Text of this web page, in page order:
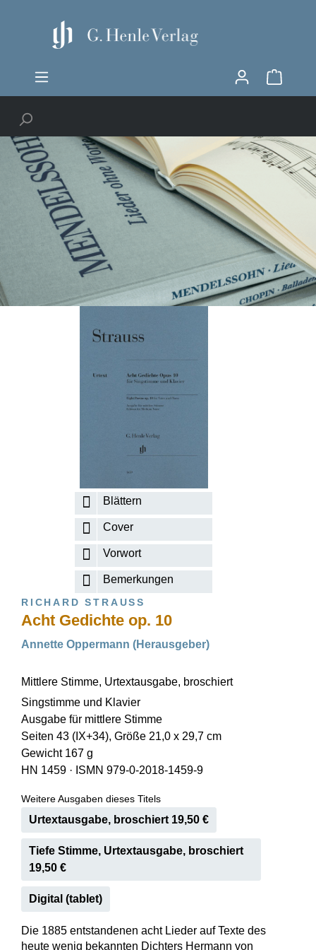
Blättern
Cover
Vorwort
Bemerkungen
RICHARD STRAUSS
Acht Gedichte op. 10
Annette Oppermann (Herausgeber)
Mittlere Stimme, Urtextausgabe, broschiert
Singstimme und Klavier
Ausgabe für mittlere Stimme
Seiten 43 (IX+34), Größe 21,0 x 29,7 cm
Gewicht 167 g
HN 1459 · ISMN 979-0-2018-1459-9
Weitere Ausgaben dieses Titels
Urtextausgabe, broschiert 19,50 €
Tiefe Stimme, Urtextausgabe, broschiert
19,50 €
Digital (tablet)
Die 1885 entstandenen acht Lieder auf Texte des
heute wenig bekannten Dichters Hermann von